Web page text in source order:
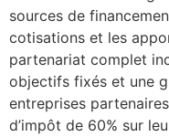
sources de
cotisations et les
partenariat complet
objectifs fixés et une
entreprises
d’impôt de 60% sur